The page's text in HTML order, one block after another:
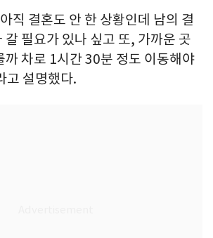
직 결혼도 안 한 상황인데 남의 결
갈 필요가 있나 싶고 또, 가까운 곳
까 차로 1시간 30분 정도 이동해야
고 설명했다.